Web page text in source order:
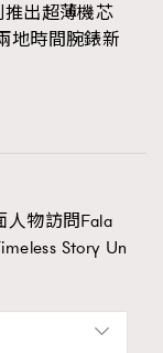
推出超薄機芯
地時間腕錶新
物訪問Fala
Story Un